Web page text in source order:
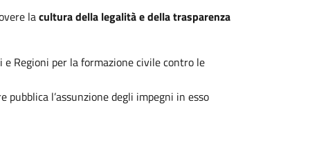
lacultura della legalità e della trasparenza
e Regioni per la formazione civile contro le
l’assunzione degli impegni in esso